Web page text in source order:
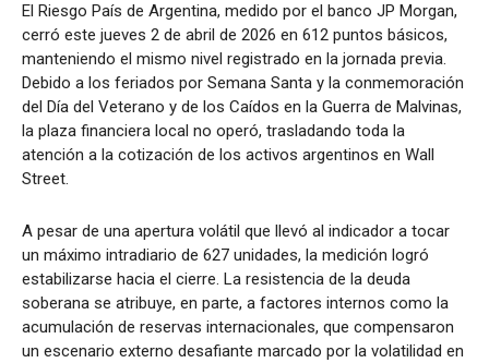
El Riesgo País de Argentina, medido por el banco JP Morgan,
cerró este jueves 2 de abril de 2026 en 612 puntos básicos,
manteniendo el mismo nivel registrado en la jornada previa.
Debido a los feriados por Semana Santa y la conmemoración
del Día del Veterano y de los Caídos en la Guerra de Malvinas,
la plaza financiera local no operó, trasladando toda la
atención a la cotización de los activos argentinos en Wall
Street.
A pesar de una apertura volátil que llevó al indicador a tocar
un máximo intradiario de 627 unidades, la medición logró
estabilizarse hacia el cierre. La resistencia de la deuda
soberana se atribuye, en parte, a factores internos como la
acumulación de reservas internacionales, que compensaron
un escenario externo desafiante marcado por la volatilidad en